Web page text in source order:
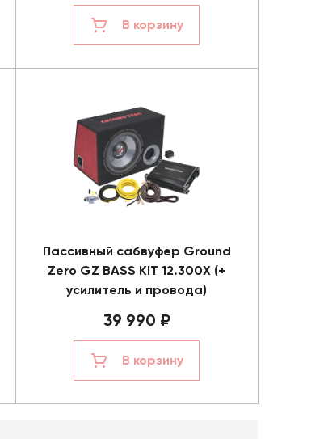
В корзину
Пассивный сабвуфер Ground
Zero GZ BASS KIT 12.300X (+
усилитель и провода)
39 990 ₽
В корзину